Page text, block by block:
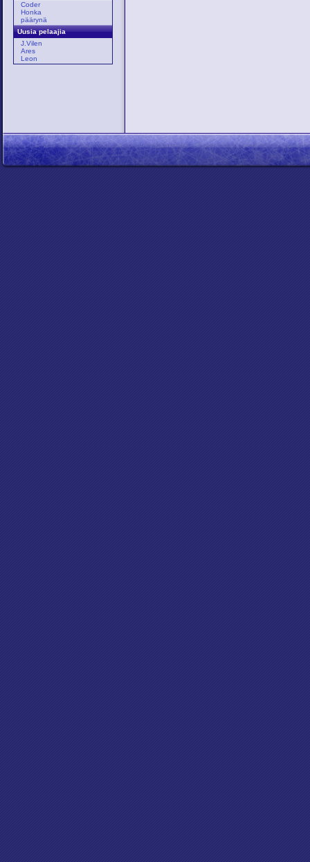
Coder
Honka
päärynä
Uusia pelaajia
J.Vilen
Ares
Leon